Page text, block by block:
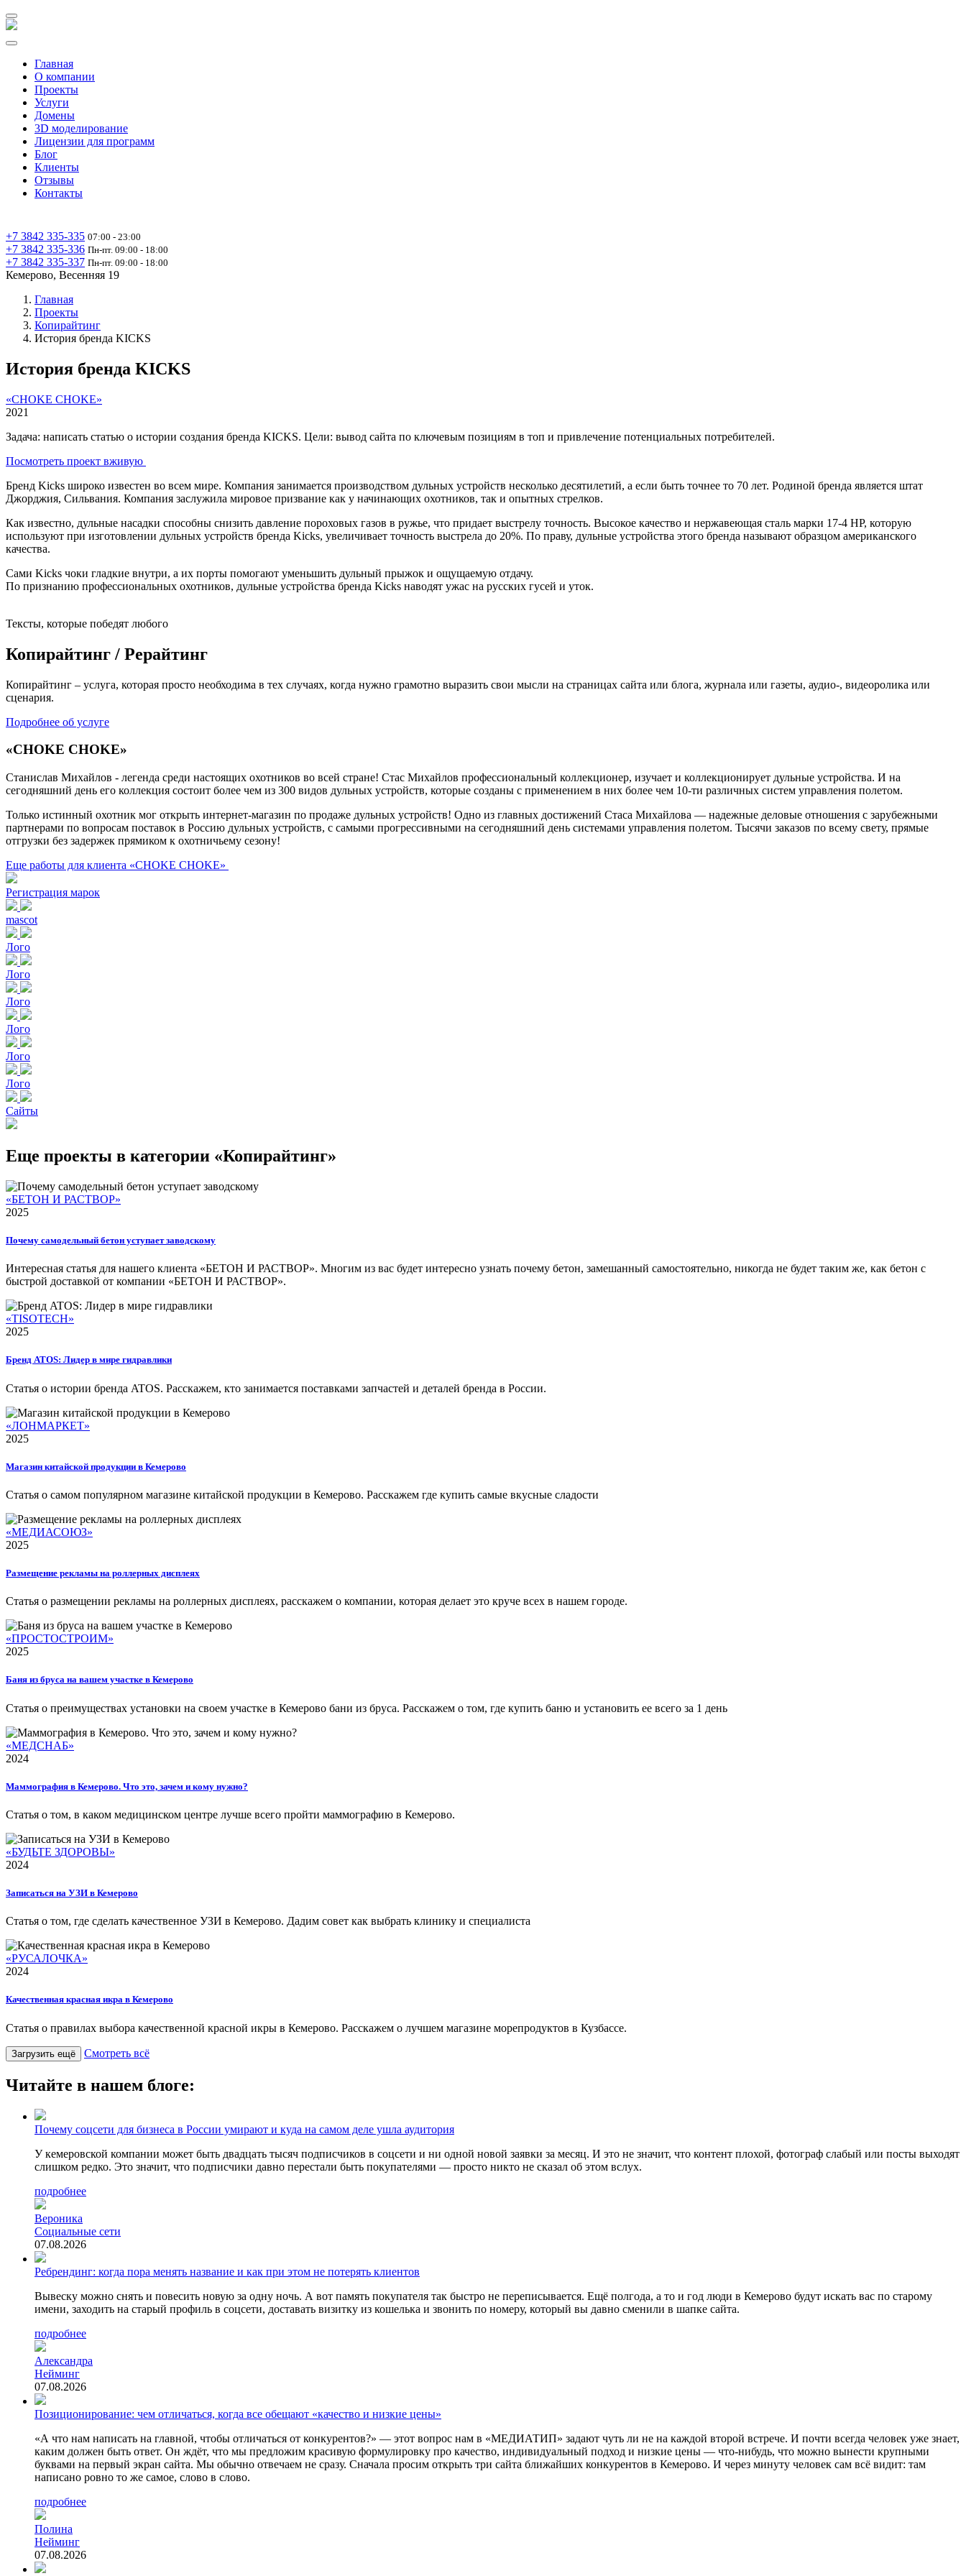
Главная
О компании
Проекты
Услуги
Домены
3D моделирование
Лицензии для программ
Блог
Клиенты
Отзывы
Контакты
+7 3842 335‑335 07:00 - 23:00
+7 3842 335‑336 Пн-пт. 09:00 - 18:00
+7 3842 335‑337 Пн-пт. 09:00 - 18:00
Кемерово, Весенняя 19
Главная
Проекты
Копирайтинг
История бренда KICKS
История бренда KICKS
«CHOKE CHOKE»
2021
Задача: написать статью о истории создания бренда KICKS. Цели: вывод сайта по ключевым позициям в топ и привлечение потенциальных потребителей.
Посмотреть проект вживую
Бренд Kicks широко известен во всем мире. Компания занимается производством дульных устройств несколько десятилетий, а если быть точнее то 70 лет. Родиной бренда является штат
Джорджия, Сильвания. Компания заслужила мировое призвание как у начинающих охотников, так и опытных стрелков.
Как известно, дульные насадки способны снизить давление пороховых газов в ружье, что придает выстрелу точность. Высокое качество и нержавеющая сталь марки 17-4 HP, которую
используют при изготовлении дульных устройств бренда Kicks, увеличивает точность выстрела до 20%. По праву, дульные устройства этого бренда называют образцом американского
качества.
Сами Kicks чоки гладкие внутри, а их порты помогают уменьшить дульный прыжок и ощущаемую отдачу.
По признанию профессиональных охотников, дульные устройства бренда Kicks наводят ужас на русских гусей и уток.
Тексты, которые победят любого
Копирайтинг / Рерайтинг
Копирайтинг – услуга, которая просто необходима в тех случаях, когда нужно грамотно выразить свои мысли на страницах сайта или блога, журнала или газеты, аудио-, видеоролика или
сценария.
Подробнее об услуге
«CHOKE CHOKE»
Станислав Михайлов - легенда среди настоящих охотников во всей стране! Стас Михайлов профессиональный коллекционер, изучает и коллекционирует дульные устройства. И на
сегодняшний день его коллекция состоит более чем из 300 видов дульных устройств, которые созданы с применением в них более чем 10-ти различных систем управления полетом.
Только истинный охотник мог открыть интернет-магазин по продаже дульных устройств! Одно из главных достижений Стаса Михайлова — надежные деловые отношения с зарубежными
партнерами по вопросам поставок в Россию дульных устройств, с самыми прогрессивными на сегодняшний день системами управления полетом. Тысячи заказов по всему свету, прямые
отгрузки без задержек прямиком к охотничьему сезону!
Еще работы для клиента «CHOKE CHOKE»
Регистрация марок
mascot
Лого
Лого
Лого
Лого
Лого
Лого
Сайты
Еще проекты в категории «Копирайтинг»
«БЕТОН И РАСТВОР»
2025
Почему самодельный бетон уступает заводскому
Интересная статья для нашего клиента «БЕТОН И РАСТВОР». Многим из вас будет интересно узнать почему бетон, замешанный самостоятельно, никогда не будет таким же, как бетон с
быстрой доставкой от компании «БЕТОН И РАСТВОР».
«TISOTECH»
2025
Бренд ATOS: Лидер в мире гидравлики
Статья о истории бренда ATOS. Расскажем, кто занимается поставками запчастей и деталей бренда в России.
«ЛОНМАРКЕТ»
2025
Магазин китайской продукции в Кемерово
Статья о самом популярном магазине китайской продукции в Кемерово. Расскажем где купить самые вкусные сладости
«МЕДИАСОЮЗ»
2025
Размещение рекламы на роллерных дисплеях
Статья о размещении рекламы на роллерных дисплеях, расскажем о компании, которая делает это круче всех в нашем городе.
«ПРОСТОСТРОИМ»
2025
Баня из бруса на вашем участке в Кемерово
Статья о преимуществах установки на своем участке в Кемерово бани из бруса. Расскажем о том, где купить баню и установить ее всего за 1 день
«МЕДСНАБ»
2024
Маммография в Кемерово. Что это, зачем и кому нужно?
Статья о том, в каком медицинском центре лучше всего пройти маммографию в Кемерово.
«БУДЬТЕ ЗДОРОВЫ»
2024
Записаться на УЗИ в Кемерово
Статья о том, где сделать качественное УЗИ в Кемерово. Дадим совет как выбрать клинику и специалиста
«РУСАЛОЧКА»
2024
Качественная красная икра в Кемерово
Статья о правилах выбора качественной красной икры в Кемерово. Расскажем о лучшем магазине морепродуктов в Кузбассе.
Загрузить ещё Смотреть всё
Читайте в нашем блоге:
Почему соцсети для бизнеса в России умирают и куда на самом деле ушла аудитория
У кемеровской компании может быть двадцать тысяч подписчиков в соцсети и ни одной новой заявки за месяц. И это не значит, что контент плохой, фотограф слабый или посты выходят
слишком редко. Это значит, что подписчики давно перестали быть покупателями — просто никто не сказал об этом вслух.
подробнее
Вероника
Социальные сети
07.08.2026
Ребрендинг: когда пора менять название и как при этом не потерять клиентов
Вывеску можно снять и повесить новую за одну ночь. А вот память покупателя так быстро не переписывается. Ещё полгода, а то и год люди в Кемерово будут искать вас по старому
имени, заходить на старый профиль в соцсети, доставать визитку из кошелька и звонить по номеру, который вы давно сменили в шапке сайта.
подробнее
Александра
Нейминг
07.08.2026
Позиционирование: чем отличаться, когда все обещают «качество и низкие цены»
«А что нам написать на главной, чтобы отличаться от конкурентов?» — этот вопрос нам в «МЕДИАТИП» задают чуть ли не на каждой второй встрече. И почти всегда человек уже знает,
каким должен быть ответ. Он ждёт, что мы предложим красивую формулировку про качество, индивидуальный подход и низкие цены — что-нибудь, что можно вынести крупными
буквами на первый экран сайта. Мы обычно отвечаем не сразу. Сначала просим открыть три сайта ближайших конкурентов в Кемерово. И через минуту человек сам всё видит: там
написано ровно то же самое, слово в слово.
подробнее
Полина
Нейминг
07.08.2026